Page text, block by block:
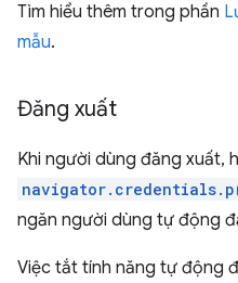
Tìm hiểu thêm trong phần
mẫu.
Đăng xuất
Khi người dùng đăng xuất,
ngăn người dùng tự động
Việc tắt tính năng tự động